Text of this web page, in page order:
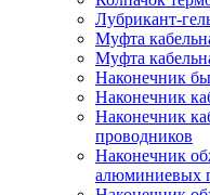
Лубрикант-
Муфта
Муфта
Наконечник
Наконечник
Наконечник
проводников
Наконечник
алюминиевых